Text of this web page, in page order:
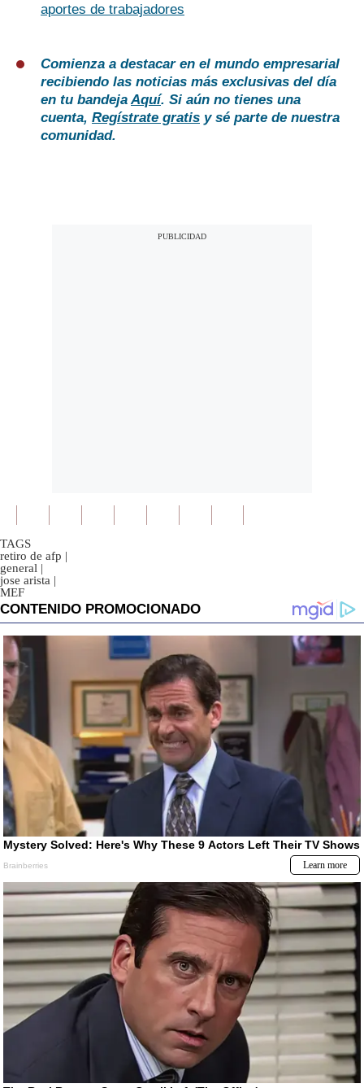
aportes de trabajadores
Comienza a destacar en el mundo empresarial
recibiendo las noticias más exclusivas del día
en tu bandejaAquí. Si aún no tienes una
cuenta, Regístrate gratis y sé parte de nuestra
comunidad.
TAGS
retiro de afp |
general |
jose arista |
MEF